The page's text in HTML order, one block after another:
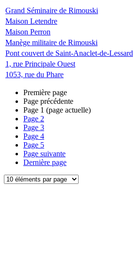
Grand Séminaire de Rimouski
Maison Letendre
Maison Perron
Manège militaire de Rimouski
Pont couvert de Saint-Anaclet-de-Lessard
1, rue Principale Ouest
1053, rue du Phare
Première page
Page précédente
Page 1 (page actuelle)
Page 2
Page 3
Page 4
Page 5
Page suivante
Dernière page